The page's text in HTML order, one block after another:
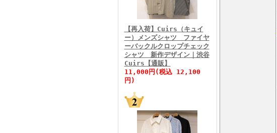
FINEBOYS2026年6月号
FINEBOYS2026年5月号
【再入荷】Cuirs（キュイ
ー）メンズシャツ ファイヤ
ーバックルクロップチェック
シャツ 新作デザイン｜渋谷
Cuirs【通販】
11,000円(税込 12,100
円)